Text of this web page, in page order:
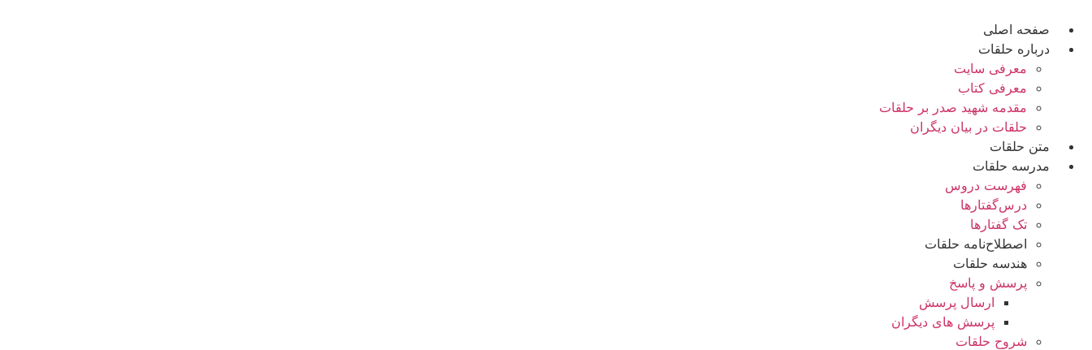
محتوا
صفحه اصلی
درباره حلقات
معرفی سایت
معرفی کتاب
مقدمه شهید صدر بر حلقات
حلقات در بیان دیگران
متن حلقات
مدرسه حلقات
فهرست دروس
درس‌گفتار‌ها
تک گفتارها
اصطلاح‌نامه حلقات
هندسه حلقات
پرسش و پاسخ
ارسال پرسش
پرسش های دیگران
شروح حلقات